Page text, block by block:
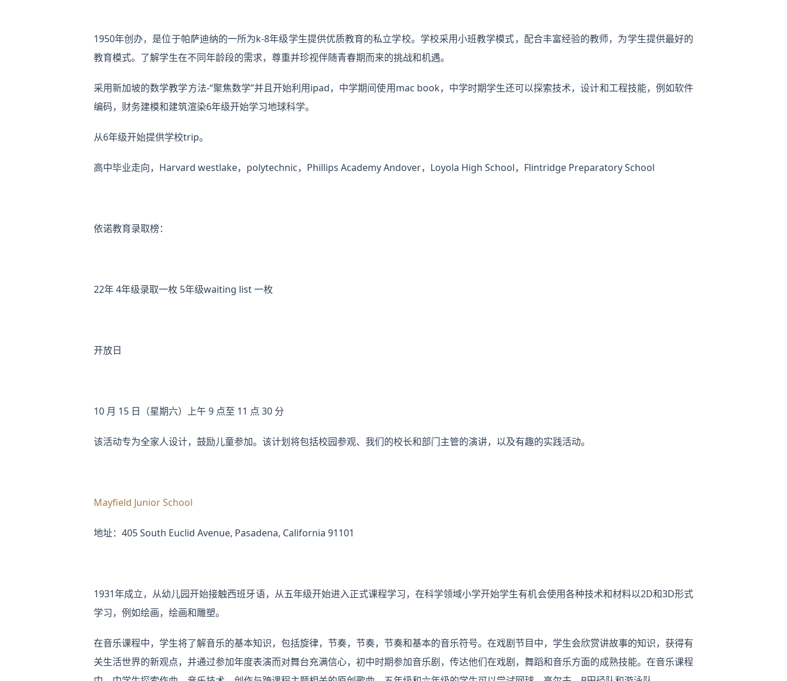
1950年创办，是位于帕萨迪纳的一所为k-8年级学生提供优质教育的私立学校。学校采用小班教学模式，配合丰富经验的教师，为学生提供最好的
教育模式。了解学生在不同年龄段的需求，尊重并珍视伴随青春期而来的挑战和机遇。
采用新加坡的数学教学方法-“聚焦数学”并且开始利用ipad，中学期间使用mac book，中学时期学生还可以探索技术，设计和工程技能，例如软件
编码，财务建模和建筑渲染6年级开始学习地球科学。
从6年级开始提供学校trip。
高中毕业走向，Harvard westlake，polytechnic，Phillips Academy Andover，Loyola High School，Flintridge Preparatory School
依诺教育录取榜：
22年 4年级录取一枚 5年级waiting list 一枚
开放日
10 月 15 日（星期六）上午 9 点至 11 点 30 分
该活动专为全家人设计，鼓励儿童参加。该计划将包括校园参观、我们的校长和部门主管的演讲，以及有趣的实践活动。
Mayfield Junior School
地址：405 South Euclid Avenue, Pasadena, California 91101
1931年成立，从幼儿园开始接触西班牙语，从五年级开始进入正式课程学习，在科学领域小学开始学生有机会使用各种技术和材料以2D和3D形式
学习，例如绘画，绘画和雕塑。
在音乐课程中，学生将了解音乐的基本知识，包括旋律，节奏，节奏，节奏和基本的音乐符号。在戏剧节目中，学生会欣赏讲故事的知识，获得有
关生活世界的新观点，并通过参加年度表演而对舞台充满信心，初中时期参加音乐剧，传达他们在戏剧，舞蹈和音乐方面的成熟技能。在音乐课程